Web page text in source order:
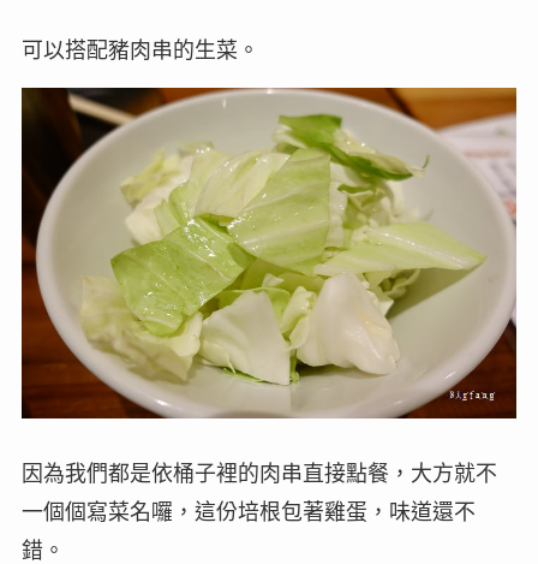
可以搭配豬肉串的生菜。
因為我們都是依桶子裡的肉串直接點餐，大方就不
一個個寫菜名囉，這份培根包著雞蛋，味道還不
錯。